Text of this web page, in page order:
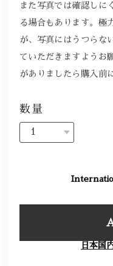
また写真では確認しに
る場合もあります。極
が、写真にはうつらな
ていただきますようお
がありましたら購入前
数量
日本国